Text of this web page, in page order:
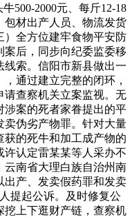
500-2000元、每斤12-18
包材出产人员、物流发货
）全方位建牢食物平安防
后，同步向纪委监委移
索。信阳市新县做出一
通过建立完整的闭环，
请查察机关立案监视。无
涉案的死者家眷提出的平
卖伪劣产物罪。针对大量
的死牛和加工成产物的
认定雷某某等人采办不
云南省大理白族自治州南
出产、发卖假药罪和发卖
提起公诉。及时修复公
挖上下逛财产链，查察机